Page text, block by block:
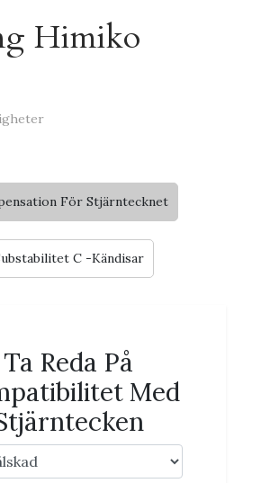
Himiko
För Stjärntecknet
C -Kändisar
Ta Reda På
Med